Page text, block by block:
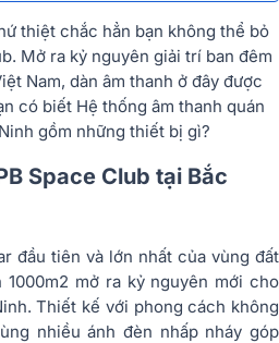
thiệt chắc hẳn bạn không thể bỏ
Mở ra kỷ nguyên giải trí ban đêm
Nam, dàn âm thanh ở đây được
có biết Hệ thống âm thanh quán
gồm những thiết bị gì?
Space Club tại Bắc
đầu tiên và lớn nhất của vùng đất
mở ra kỷ nguyên mới cho
Thiết kế với phong cách không
nhiều ánh đèn nhấp nháy góp